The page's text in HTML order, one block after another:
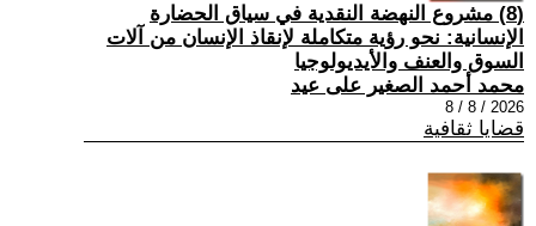
(8) مشروع النهضة النقدية في سياق الحضارة
الإنسانية: نحو رؤية متكاملة لإنقاذ الإنسان من آلات
السوق والعنف والأيديولوجيا
محمد أحمد الصغير على عيد
2026 / 8 / 8
قضايا ثقافية